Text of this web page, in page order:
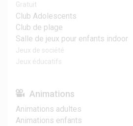
Gratuit
Club Adolescents
Club de plage
Salle de jeux pour enfants indoor
Jeux de société
Jeux éducatifs
Animations
Animations adultes
Animations enfants